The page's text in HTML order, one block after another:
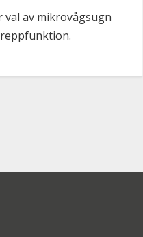
av mikrovågsugn